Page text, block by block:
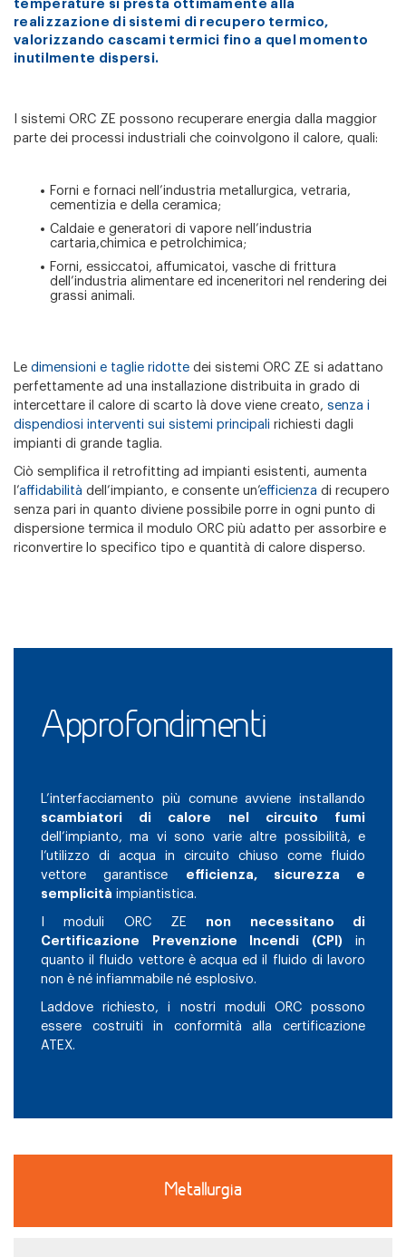
temperature si presta ottimamente alla
realizzazione di sistemi di recupero termico,
valorizzando cascami termici fino a quel momento
inutilmente dispersi.
I sistemi ORC ZE possono recuperare energia dalla maggior
parte dei processi industriali che coinvolgono il calore, quali:
Forni e fornaci nell’industria metallurgica, vetraria,
cementizia e della ceramica;
Caldaie e generatori di vapore nell’industria
cartaria,chimica e petrolchimica;
Forni, essiccatoi, affumicatoi, vasche di frittura
dell’industria alimentare ed inceneritori nel rendering dei
grassi animali.
Le dimensioni e taglie ridotte dei sistemi ORC ZE si adattano
perfettamente ad una installazione distribuita in grado di
intercettare il calore di scarto là dove viene creato, senza i
dispendiosi interventi sui sistemi principali richiesti dagli
impianti di grande taglia.
Ciò semplifica il retrofitting ad impianti esistenti, aumenta
l’affidabilità dell’impianto, e consente un’efficienza di recupero
senza pari in quanto diviene possibile porre in ogni punto di
dispersione termica il modulo ORC più adatto per assorbire e
riconvertire lo specifico tipo e quantità di calore disperso.
Approfondimenti
L’interfacciamento più comune avviene installando
scambiatori di calore nel circuito fumi
dell’impianto, ma vi sono varie altre possibilità, e
l’utilizzo di acqua in circuito chiuso come fluido
vettore garantisce efficienza, sicurezza e
semplicità impiantistica.
I moduli ORC ZE non necessitano di
Certificazione Prevenzione Incendi (CPI) in
quanto il fluido vettore è acqua ed il fluido di lavoro
non è né infiammabile né esplosivo.
Laddove richiesto, i nostri moduli ORC possono
essere costruiti in conformità alla certificazione
ATEX.
Metallurgia